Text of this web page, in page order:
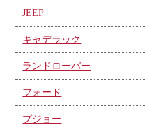
JEEP
キャデラック
ランドローバー
フォード
プジョー